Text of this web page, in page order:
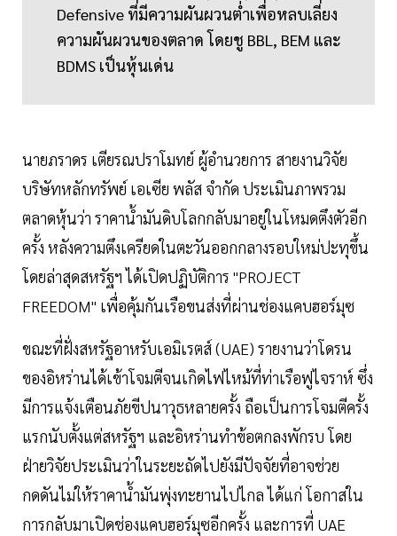
Defensive ที่มีความผันผวนต่ำเพื่อหลบเลี่ยง
ความผันผวนของตลาด โดยชู BBL, BEM และ
BDMS เป็นหุ้นเด่น
นายภราดร เตียรณปราโมทย์ ผู้อำนวยการ สายงานวิจัย
บริษัทหลักทรัพย์ เอเซีย พลัส จำกัด ประเมินภาพรวม
ตลาดหุ้นว่า ราคาน้ำมันดิบโลกกลับมาอยู่ในโหมดตึงตัวอีก
ครั้ง หลังความตึงเครียดในตะวันออกกลางรอบใหม่ปะทุขึ้น
โดยล่าสุดสหรัฐฯ ได้เปิดปฏิบัติการ "PROJECT
FREEDOM" เพื่อคุ้มกันเรือขนส่งที่ผ่านช่องแคบฮอร์มุซ
ขณะที่ฝั่งสหรัฐอาหรับเอมิเรตส์ (UAE) รายงานว่าโดรน
ของอิหร่านได้เข้าโจมตีจนเกิดไฟไหม้ที่ท่าเรือฟูไจราห์ ซึ่ง
มีการแจ้งเตือนภัยขีปนาวุธหลายครั้ง ถือเป็นการโจมตีครั้ง
แรกนับตั้งแต่สหรัฐฯ และอิหร่านทำข้อตกลงพักรบ โดย
ฝ่ายวิจัยประเมินว่าในระยะถัดไปยังมีปัจจัยที่อาจช่วย
กดดันไม่ให้ราคาน้ำมันพุ่งทะยานไปไกล ได้แก่ โอกาสใน
การกลับมาเปิดช่องแคบฮอร์มุซอีกครั้ง และการที่ UAE